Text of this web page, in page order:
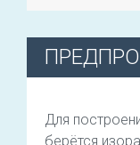
Для
берётся